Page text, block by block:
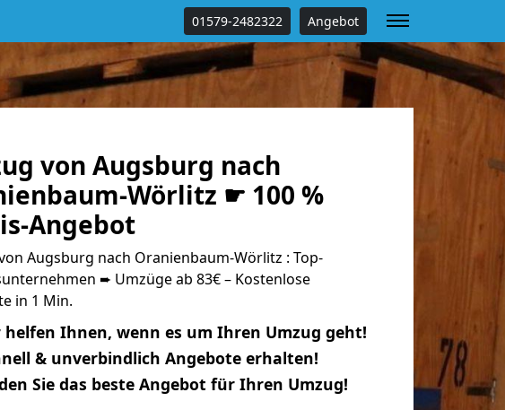
01579-2482322 Angebot
von Augsburg nach
Wörlitz ☛ 100 %
Angebot
Augsburg nach Oranienbaum-Wörlitz : Top-
➨ Umzüge ab 83€ – Kostenlose
in 1 Min.
helfen Ihnen, wenn es um Ihren Umzug geht!
& unverbindlich Angebote erhalten!
Sie das beste Angebot für Ihren Umzug!